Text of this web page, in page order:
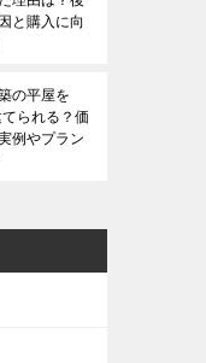
と購入に向
の平屋を
られる？価
例やプラン